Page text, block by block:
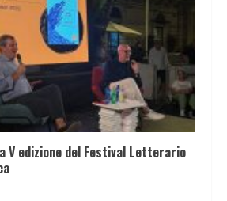
V edizione del Festival Letterario